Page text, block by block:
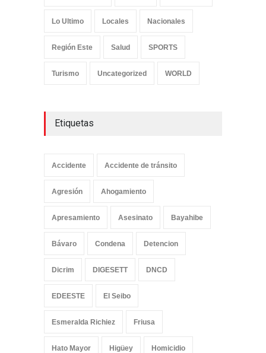
Lo Ultimo Locales Nacionales
Región Este Salud SPORTS
Turismo Uncategorized WORLD
Etiquetas
Accidente Accidente de tránsito
Agresión Ahogamiento
Apresamiento Asesinato Bayahibe
Bávaro Condena Detencion
Dicrim DIGESETT DNCD
EDEESTE El Seibo
Esmeralda Richiez Friusa
Hato Mayor Higüey Homicidio